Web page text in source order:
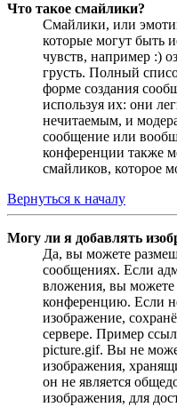
Что такое смайлики?
Смайлики, или
которые могут быть
чувств, например :)
грусть. Полный
форме создания
используя их: они
нечитаемым, и
сообщение или
конференции также
смайликов, которое
Вернуться к началу
Могу ли я добавлять
Да, вы можете
сообщениях. Если
вложения, вы можете
конференцию. Если
изображение,
сервере. Пример
picture.gif. Вы не
изображения,
он не является
изображения, для